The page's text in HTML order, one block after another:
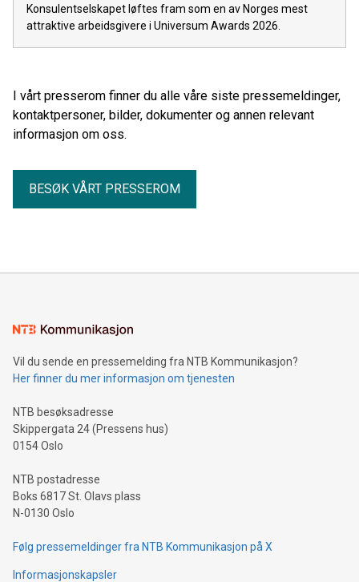
Konsulentselskapet løftes fram som en av Norges mest
attraktive arbeidsgivere i Universum Awards 2026.
I vårt presserom finner du alle våre siste pressemeldinger,
kontaktpersoner, bilder, dokumenter og annen relevant
informasjon om oss.
BESØK VÅRT PRESSEROM
Vil du sende en pressemelding fra NTB Kommunikasjon?
Her finner du mer informasjon om tjenesten
NTB besøksadresse
Skippergata 24 (Pressens hus)
0154 Oslo
NTB postadresse
Boks 6817 St. Olavs plass
N-0130 Oslo
Følg pressemeldinger fra NTB Kommunikasjon på X
Informasjonskapsler